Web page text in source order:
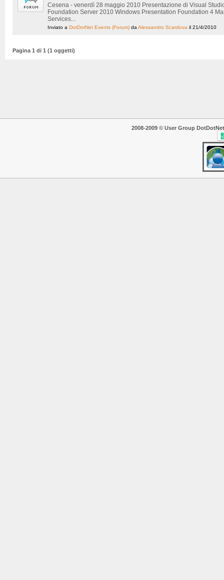
Cesena - venerdì 28 maggio 2010 Presentazione di Visual
Foundation Server 2010 Windows Presentation Foundation 4
Services...
Inviato a DotDotNet Events (Forum) daAlessandro Scardova il 21/4/2010
Pagina 1 di 1 (1 oggetti)
2008-2009 © User Group